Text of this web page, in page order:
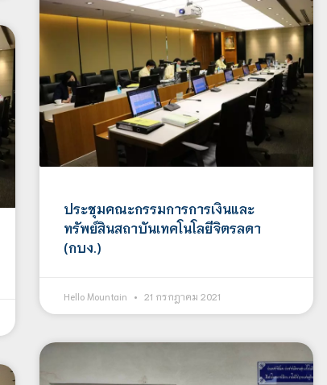
​​​​​​​ประชุมคณะกรรมการการเงินและ
ทรัพย์สินสถาบันเทคโนโลยีจิตรลดา
(กบง.)
Hello Mountain 21 กรกฎาคม 2021